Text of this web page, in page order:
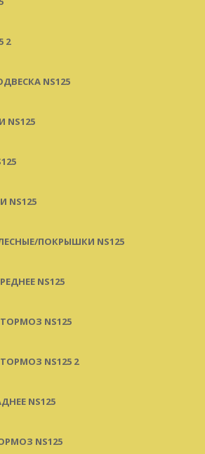
2
NS125
NS125
ПОКРЫШКИ NS125
NS125
NS125
NS125 2
NS125
NS125